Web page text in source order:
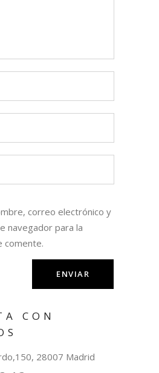
correo electrónico y
navegador para la
comente.
CON
28007 Madrid